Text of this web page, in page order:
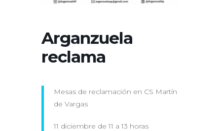
Arganzuela
reclama
Mesas de reclamación en CS Martín
de Vargas
11 diciembre de 11 a 13 horas